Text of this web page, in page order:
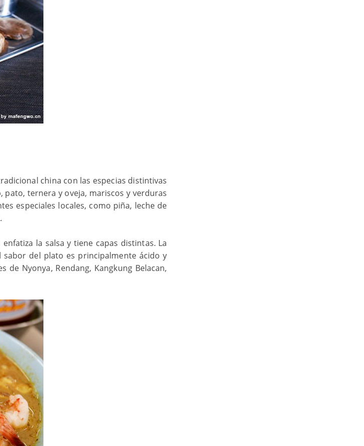
china con las especias distintivas
ternera y oveja, mariscos y verduras
especiales locales, como piña, leche de
la salsa y tiene capas distintas. La
sabor del plato es principalmente ácido y
de Nyonya, Rendang, Kangkung Belacan,